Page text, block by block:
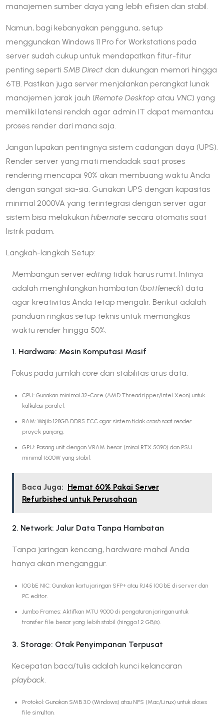
manajemen sumber daya yang lebih efisien dan stabil.
Namun, bagi kebanyakan pengguna, setup
menggunakan Windows 11 Pro for Workstations pada
server sudah cukup untuk mendapatkan fitur-fitur
penting seperti SMB Direct dan dukungan memori hingga
6TB. Pastikan juga server menjalankan perangkat lunak
manajemen jarak jauh (Remote Desktop atau VNC) yang
memiliki latensi rendah agar admin IT dapat memantau
proses render dari mana saja.
Jangan lupakan pentingnya sistem cadangan daya (UPS).
Render server yang mati mendadak saat proses
rendering mencapai 90% akan membuang waktu Anda
dengan sangat sia-sia. Gunakan UPS dengan kapasitas
minimal 2000VA yang terintegrasi dengan server agar
sistem bisa melakukan hibernate secara otomatis saat
listrik padam.
Langkah-langkah Setup:
Membangun server editing tidak harus rumit. Intinya
adalah menghilangkan hambatan (bottleneck) data
agar kreativitas Anda tetap mengalir. Berikut adalah
panduan ringkas setup teknis untuk memangkas
waktu render hingga 50%:
1. Hardware: Mesin Komputasi Masif
Fokus pada jumlah core dan stabilitas arus data.
CPU: Gunakan minimal 32-Core (AMD Threadripper/Intel Xeon) untuk
kalkulasi paralel.
RAM: Wajib 128GB DDR5 ECC agar sistem tidak crash saat render
proyek panjang.
GPU: Pasang unit dengan VRAM besar (misal RTX 5090) dan PSU
minimal 1600W yang stabil.
Baca Juga: Hemat 60% Pakai Server
Refurbished untuk Perusahaan
2. Network: Jalur Data Tanpa Hambatan
Tanpa jaringan kencang, hardware mahal Anda
hanya akan menganggur.
10GbE NIC: Gunakan kartu jaringan SFP+ atau RJ45 10GbE di server dan
PC editor.
Jumbo Frames: Aktifkan MTU 9000 di pengaturan jaringan untuk
transfer file besar yang lebih stabil (hingga 1.2 GB/s).
3. Storage: Otak Penyimpanan Terpusat
Kecepatan baca/tulis adalah kunci kelancaran
playback.
Protokol: Gunakan SMB 3.0 (Windows) atau NFS (Mac/Linux) untuk akses
file simultan.